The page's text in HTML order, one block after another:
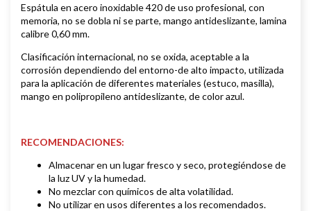
Espátula en acero inoxidable 420 de uso profesional, con
memoria, no se dobla ni se parte, mango antideslizante, lamina
calibre 0,60 mm.
Clasificación internacional, no se oxida, aceptable a la
corrosión dependiendo del entorno-de alto impacto, utilizada
para la aplicación de diferentes materiales (estuco, masilla),
mango en polipropileno antideslizante, de color azul.
RECOMENDACIONES:
Almacenar en un lugar fresco y seco, protegiéndose de
la luz UV y la humedad.
No mezclar con químicos de alta volatilidad.
No utilizar en usos diferentes a los recomendados.